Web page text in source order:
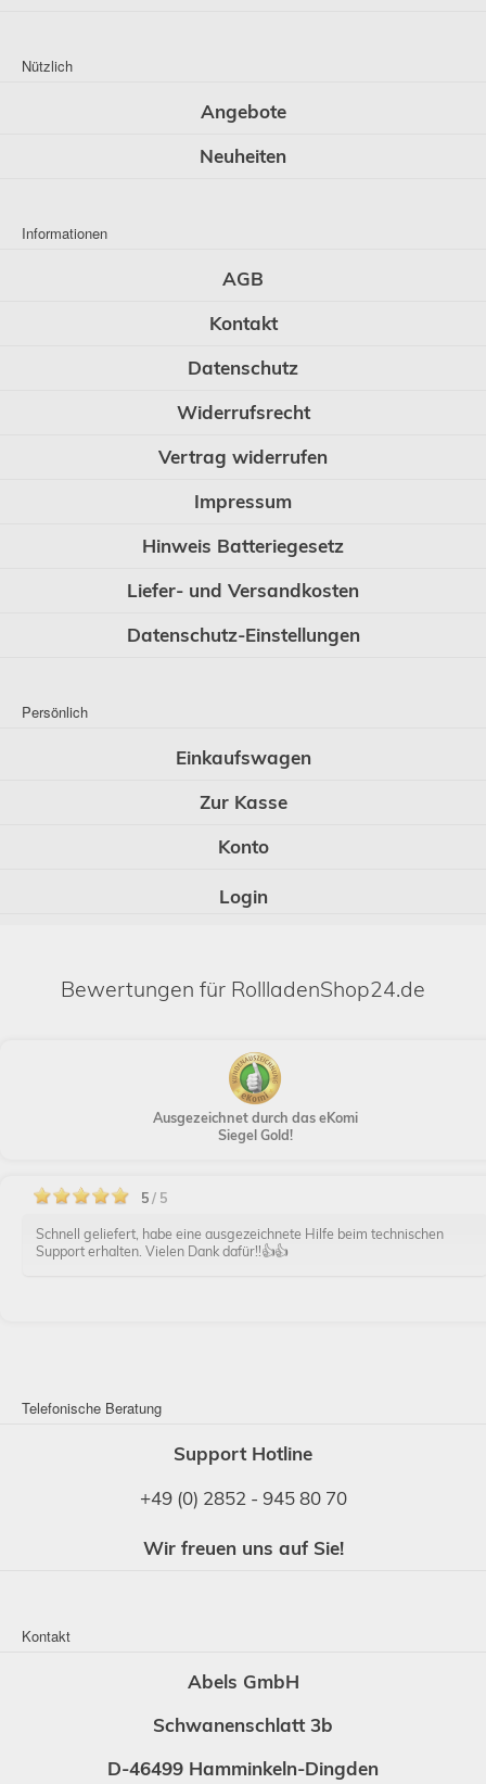
Nützlich
Angebote
Neuheiten
Informationen
AGB
Kontakt
Datenschutz
Widerrufsrecht
Vertrag widerrufen
Impressum
Hinweis Batteriegesetz
Liefer- und Versandkosten
Datenschutz-Einstellungen
Persönlich
Einkaufswagen
Zur Kasse
Konto
Login
Bewertungen für RollladenShop24.de
Ausgezeichnet durch das eKomi
Siegel Gold!
5/ 5
Schnell geliefert, habe eine ausgezeichnete Hilfe beim technischen
Support erhalten. Vielen Dank dafür!!👍👍
Telefonische Beratung
Support Hotline
+49 (0) 2852 - 945 80 70
Wir freuen uns auf Sie!
Kontakt
Abels GmbH
Schwanenschlatt 3b
D-46499 Hamminkeln-Dingden